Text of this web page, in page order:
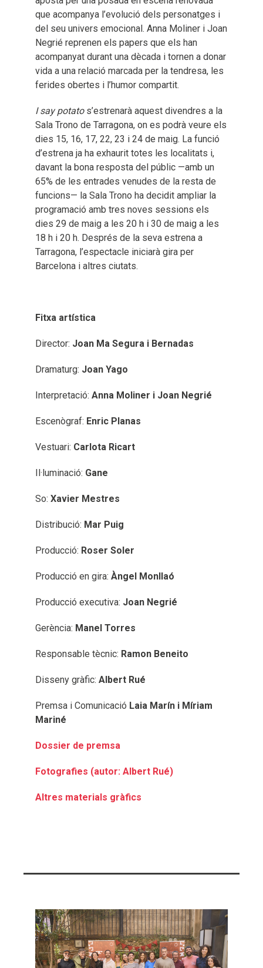
que acompanya l’evolució dels personatges i
del seu univers emocional. Anna Moliner i Joan
Negrié reprenen els papers que els han
acompanyat durant una dècada i tornen a donar
vida a una relació marcada per la tendresa, les
ferides obertes i l’humor compartit.
I say potato s’estrenarà aquest divendres a la
Sala Trono de Tarragona, on es podrà veure els
dies 15, 16, 17, 22, 23 i 24 de maig. La funció
d’estrena ja ha exhaurit totes les localitats i,
davant la bona resposta del públic —amb un
65% de les entrades venudes de la resta de
funcions— la Sala Trono ha decidit ampliar la
programació amb tres noves sessions els
dies 29 de maig a les 20 h i 30 de maig a les
18 h i 20 h. Després de la seva estrena a
Tarragona, l’espectacle iniciarà gira per
Barcelona i altres ciutats.
Fitxa artística
Director: Joan Ma Segura i Bernadas
Dramaturg: Joan Yago
Interpretació: Anna Moliner i Joan Negrié
Escenògraf: Enric Planas
Vestuari: Carlota Ricart
Il·luminació: Gane
So: Xavier Mestres
Distribució: Mar Puig
Producció: Roser Soler
Producció en gira: Àngel Monllaó
Producció executiva: Joan Negrié
Gerència: Manel Torres
Responsable tècnic: Ramon Beneito
Disseny gràfic: Albert Rué
Premsa i Comunicació Laia Marín i Míriam
Mariné
Dossier de premsa
Fotografies (autor: Albert Rué)
Altres materials gràfics